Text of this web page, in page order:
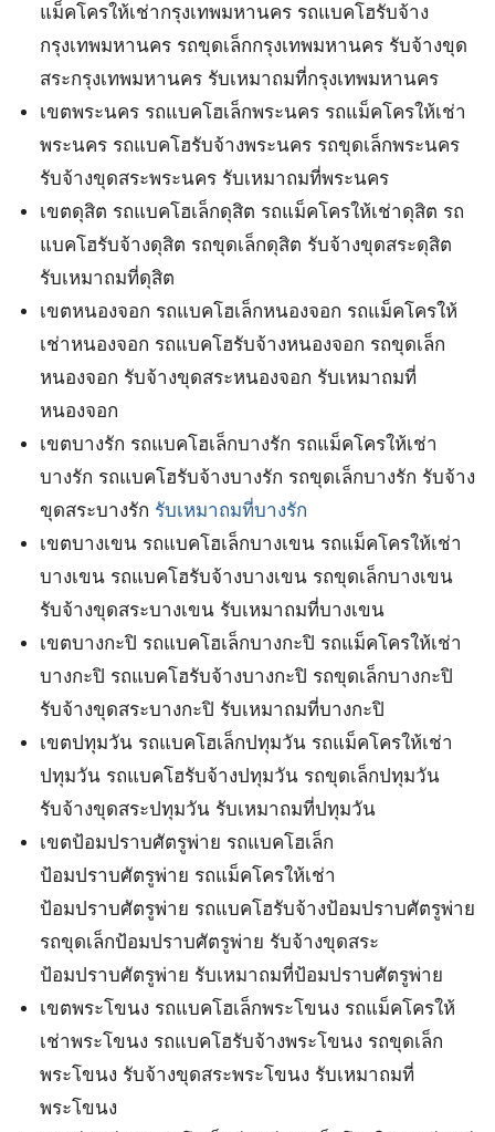
แม็คโครให้เช่ากรุงเทพมหานคร รถแบคโฮรับจ้าง
กรุงเทพมหานคร รถขุดเล็กกรุงเทพมหานคร รับจ้างขุด
สระกรุงเทพมหานคร รับเหมาถมที่กรุงเทพมหานคร
เขตพระนคร รถแบคโฮเล็กพระนคร รถแม็คโครให้เช่า
พระนคร รถแบคโฮรับจ้างพระนคร รถขุดเล็กพระนคร
รับจ้างขุดสระพระนคร รับเหมาถมที่พระนคร
เขตดุสิต รถแบคโฮเล็กดุสิต รถแม็คโครให้เช่าดุสิต รถ
แบคโฮรับจ้างดุสิต รถขุดเล็กดุสิต รับจ้างขุดสระดุสิต
รับเหมาถมที่ดุสิต
เขตหนองจอก รถแบคโฮเล็กหนองจอก รถแม็คโครให้
เช่าหนองจอก รถแบคโฮรับจ้างหนองจอก รถขุดเล็ก
หนองจอก รับจ้างขุดสระหนองจอก รับเหมาถมที่
หนองจอก
เขตบางรัก รถแบคโฮเล็กบางรัก รถแม็คโครให้เช่า
บางรัก รถแบคโฮรับจ้างบางรัก รถขุดเล็กบางรัก รับจ้าง
ขุดสระบางรัก รับเหมาถมที่บางรัก
เขตบางเขน รถแบคโฮเล็กบางเขน รถแม็คโครให้เช่า
บางเขน รถแบคโฮรับจ้างบางเขน รถขุดเล็กบางเขน
รับจ้างขุดสระบางเขน รับเหมาถมที่บางเขน
เขตบางกะปิ รถแบคโฮเล็กบางกะปิ รถแม็คโครให้เช่า
บางกะปิ รถแบคโฮรับจ้างบางกะปิ รถขุดเล็กบางกะปิ
รับจ้างขุดสระบางกะปิ รับเหมาถมที่บางกะปิ
เขตปทุมวัน รถแบคโฮเล็กปทุมวัน รถแม็คโครให้เช่า
ปทุมวัน รถแบคโฮรับจ้างปทุมวัน รถขุดเล็กปทุมวัน
รับจ้างขุดสระปทุมวัน รับเหมาถมที่ปทุมวัน
เขตป้อมปราบศัตรูพ่าย รถแบคโฮเล็ก
ป้อมปราบศัตรูพ่าย รถแม็คโครให้เช่า
ป้อมปราบศัตรูพ่าย รถแบคโฮรับจ้างป้อมปราบศัตรูพ่าย
รถขุดเล็กป้อมปราบศัตรูพ่าย รับจ้างขุดสระ
ป้อมปราบศัตรูพ่าย รับเหมาถมที่ป้อมปราบศัตรูพ่าย
เขตพระโขนง รถแบคโฮเล็กพระโขนง รถแม็คโครให้
เช่าพระโขนง รถแบคโฮรับจ้างพระโขนง รถขุดเล็ก
พระโขนง รับจ้างขุดสระพระโขนง รับเหมาถมที่
พระโขนง